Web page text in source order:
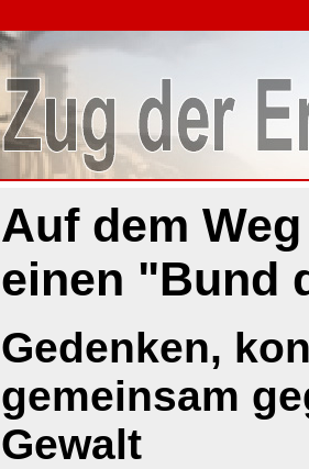
Auf dem
einen "Bund
Gedenken,
gemeinsam
Gewalt